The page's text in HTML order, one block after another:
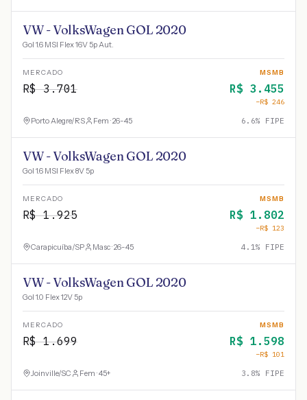
VW - VolksWagen GOL 2020
Gol 1.6 MSI Flex 16V 5p Aut.
MERCADO
R$3.701
MSMB
R$ 3.455
−R$ 246
Porto Alegre/RS Fem · 26-45 6.6% FIPE
VW - VolksWagen GOL 2020
Gol 1.6 MSI Flex 8V 5p
MERCADO
R$1.925
MSMB
R$ 1.802
−R$ 123
Carapicuíba/SP Masc · 26-45 4.1% FIPE
VW - VolksWagen GOL 2020
Gol 1.0 Flex 12V 5p
MERCADO
R$1.699
MSMB
R$ 1.598
−R$ 101
Joinville/SC Fem · 45+ 3.8% FIPE